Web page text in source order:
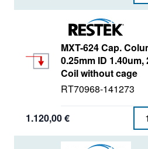
MXT-624 Cap.
0.25mm ID 1.40um,
Coil without cage
RT70968-141273
1.120,00 €